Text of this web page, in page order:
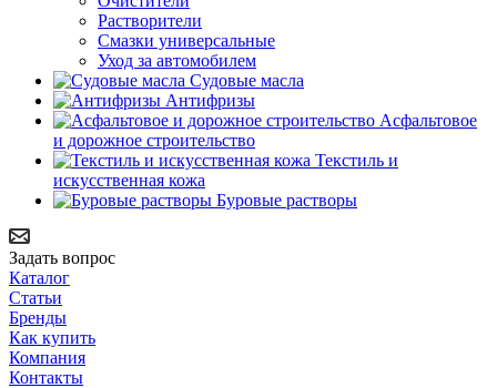
Растворители
Смазки универсальные
Уход за автомобилем
Судовые масла
Антифризы
Асфальтовое
и дорожное строительство
Текстиль и
искусственная кожа
Буровые растворы
Задать вопрос
Каталог
Статьи
Бренды
Как купить
Компания
Контакты